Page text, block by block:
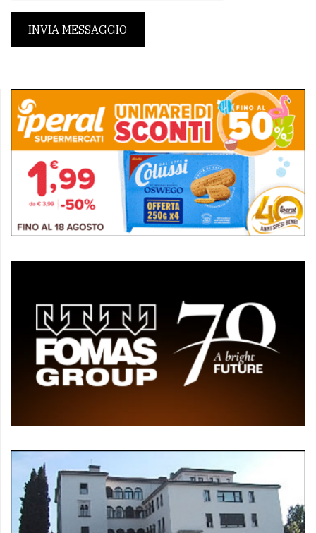
INVIA MESSAGGIO